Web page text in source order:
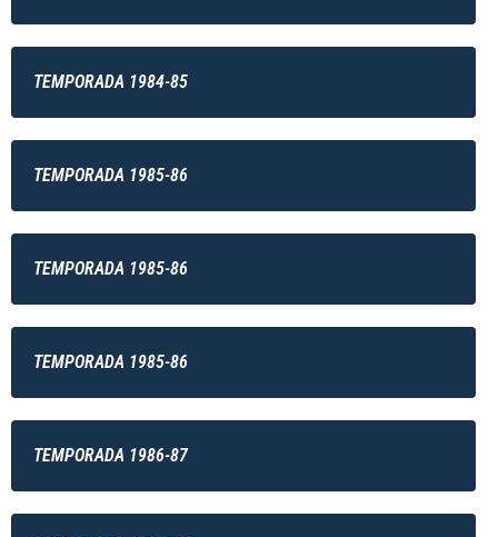
TEMPORADA 1984-85
TEMPORADA 1985-86
TEMPORADA 1985-86
TEMPORADA 1985-86
TEMPORADA 1986-87